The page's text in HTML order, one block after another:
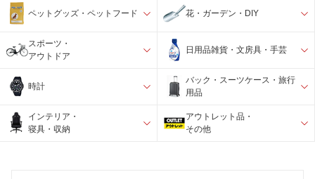
ペットグッズ・ペットフード 花・ガーデン・DIY
スポーツ・
アウトドア
日用品雑貨・文房具・手芸
時計
バック・スーツケース・旅行
用品
インテリア・
寝具・収納
アウトレット品・
その他